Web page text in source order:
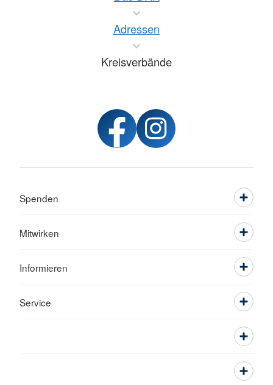
Adressen
Kreisverbände
Spenden
Mitwirken
Informieren
Service